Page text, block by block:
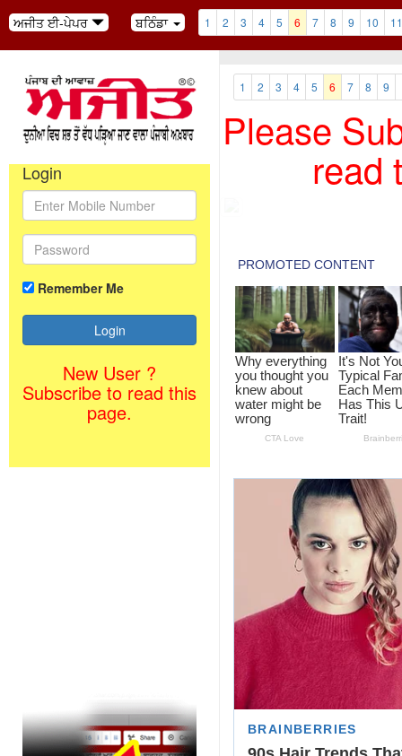
ਅਜੀਤ ਈ-ਪੇਪਰ ਬਠਿੰਡਾ 1 2 3 4 5 6 7 8 9 10 11
Login
Remember Me
New User ?
Subscribe to read this
page.
1 2 3 4 5 6 7 8 9
Please
read